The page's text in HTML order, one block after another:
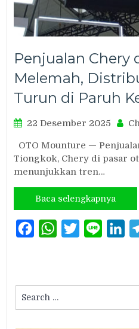
Penjualan Chery
Melemah,
Turun di Paruh
22 Desember 2025
OTO Mounture —
Tiongkok, Chery di pasar
menunjukkan tren…
Baca selengkapnya
FacebookWhatsAppTwitterLine
for: